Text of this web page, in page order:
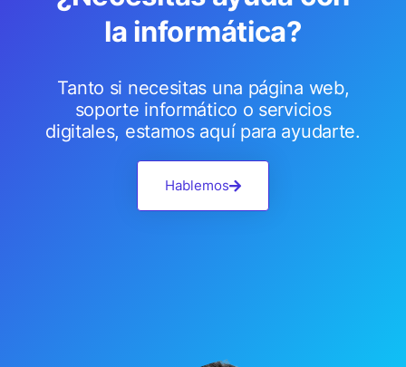
la informática?
Tanto si necesitas una página web,
soporte informático o servicios
digitales, estamos aquí para ayudarte.
Hablemos